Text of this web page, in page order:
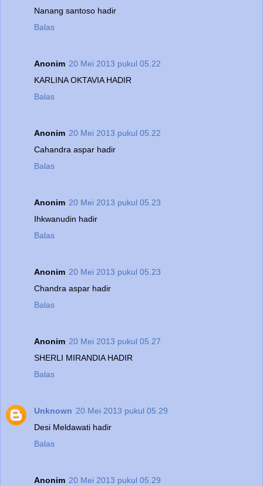
Nanang santoso hadir
Balas
Anonim 20 Mei 2013 pukul 05.22
KARLINA OKTAVIA HADIR
Balas
Anonim 20 Mei 2013 pukul 05.22
Cahandra aspar hadir
Balas
Anonim 20 Mei 2013 pukul 05.23
Ihkwanudin hadir
Balas
Anonim 20 Mei 2013 pukul 05.23
Chandra aspar hadir
Balas
Anonim 20 Mei 2013 pukul 05.27
SHERLI MIRANDIA HADIR
Balas
Unknown 20 Mei 2013 pukul 05.29
Desi Meldawati hadir
Balas
Anonim 20 Mei 2013 pukul 05.29